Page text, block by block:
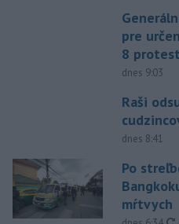
pre
8
dnes 9:03
Raši
dnes 8:41
Po
mŕtvych